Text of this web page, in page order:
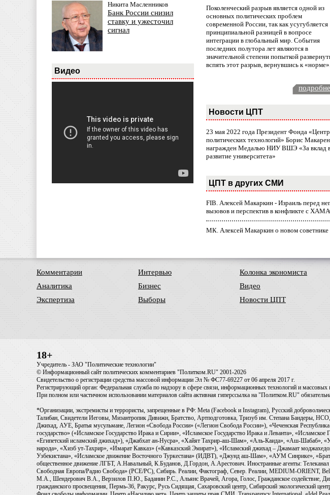
Никита Масленников
Банк России снизил
ставку и ужесточил
сигнал
Видео
Поколенческий разрыв является одной из
основных политических проблем
современной России, так как усугубляется
принципиальной разницей в вопросе
интеграции в глобальный мир. События
последних полутора лет являются в
значительной степени попыткой
вспять этот разрыв, вернувшись к
Новости ЦПТ
23 мая 2022 года Президент Фонда «Центр
политических технологий» Борис
награжден Медалью НИУ ВШЭ «За вклад
развитие университета»
ЦПТ в других СМИ
FIB. Алексей Макаркин - Израиль перед
вызовов и перспектив в конфликте с
МК. Алексей Макаркин о новом советнике
Комментарии
Аналитика
Экспертиза
Интервью
Бизнес
Выборы
Колонка экономиста
Видео
Новости ЦПТ
18+
Учредитель - ЗАО "Политические технологии"
© Информационный сайт политических комментариев "Политком.RU" 2001-2026
Свидетельство о регистрации средства массовой информации Эл № ФС77-69227 от 06 апреля 2017 г.
Регистрирующий орган: Федеральная служба по надзору в сфере связи, информационных технологий и массовых
При полном или частичном использовании материалов сайта активная гиперссылка на "Политком.RU"
*Организации, экстремисты и террористы, запрещенные в РФ: Meta (Facebook и Instagram), Русский
Талибан, Свидетели Иеговы, Мизантропик Дивижн, Братство, Артподготовка, Тризуб им. Степана Бандеры,
Джихад, АУЕ, Братья мусульмане, Легион «Свобода России» («Легион Свобода России»), «Чеченская
государство» («Исламское Государство Ирака и Сирии», «Исламское Государство Ирака и Леванта»,
«Египетский исламский джихад»), «Джабхат ан-Нусра», «Хайят Тахрир-аш-Шам», «Аль-Каида», «Аш-
народа», «Хизб ут-Тахрир», «Имарат Кавказ» («Кавказский Эмират»), «Исламский джихад – Джамаат
Узбекистана», «Исламское движение Восточного Туркестана» (ИДВТ), «Джунд аш-Шам», «АУМ Синрике»,
общественное движение ЛГБТ, А.Навальный, К.Буданов, Д.Гордон, А.Арестович. Иностранные агенты:
Свободная Европа/Радио Свобода» (PCE/PC), Сибирь. Реалии, Фактограф, Север. Реалии, MEDIUM-
М.А., Шендерович В.А., Верзилов П.Ю., Баданин Р.С., Альянс Врачей, Агора, Голос, Гражданское содействие,
гражданского просвещения, Пермь-36, Ракурс, Русь Сидящая, Сахаровский центр, Сибирский экологический